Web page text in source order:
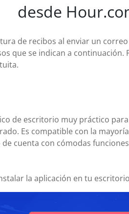
desde
de recibos al enviar un
que se indican a
de escritorio muy práctico
Es compatible con la
cuenta con cómodas
la aplicación en tu